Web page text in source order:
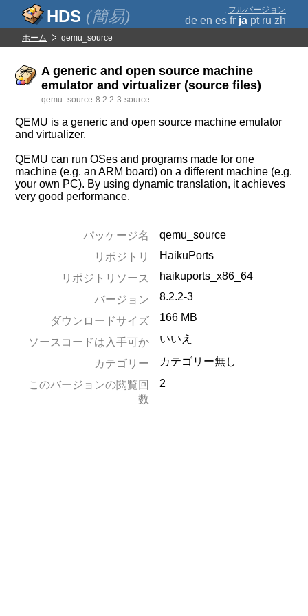
(簡易) ; フルバージョン
de en es fr ja pt ru zh
ホーム qemu_source
A generic and open source machine
emulator and virtualizer (source files)
qemu_source-8.2.2-3-source
QEMU is a generic and open source machine emulator
and virtualizer.
QEMU can run OSes and programs made for one
machine (e.g. an ARM board) on a different machine (e.g.
your own PC). By using dynamic translation, it achieves
very good performance.
パッケージ名
qemu_source
リポジトリ
HaikuPorts
リポジトリソース
haikuports_x86_64
バージョン
8.2.2-3
ダウンロードサイズ 166 MB
ソースコードは入手可か いいえ
カテゴリー
カテゴリー無し
このバージョンの閲覧回
数
2